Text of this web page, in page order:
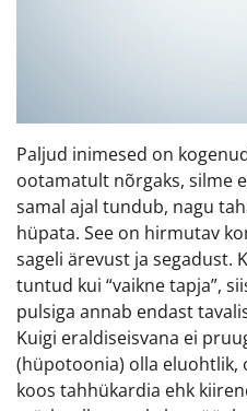
Paljud inimesed on
ootamatult nõrgaks, silme
samal ajal tundub, nagu
hüpata. See on hirmutav
sageli ärevust ja segadust.
tuntud kui “vaikne tapja”,
pulsiga annab endast
Kuigi eraldiseisvana ei
(hüpotoonia) olla eluohtlik,
koos tahhükardia ehk